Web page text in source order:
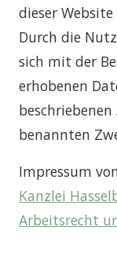
dieser
Durch die
sich mit der
erhobenen
benannten
Impressum
Kanzlei
Arbeitsrecht